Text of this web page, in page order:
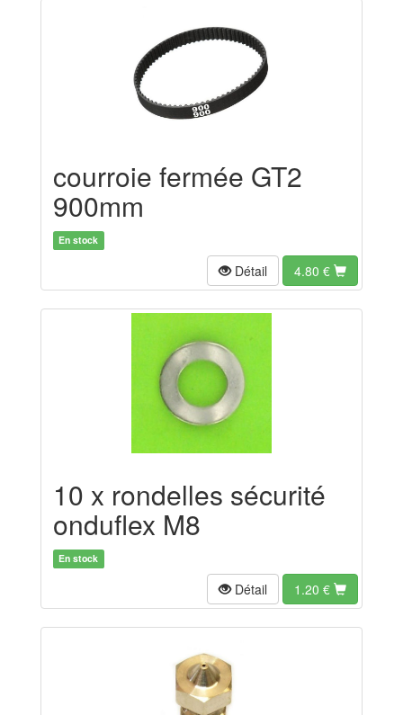
courroie fermée GT2
900mm
En stock
Détail 4.80 €
10 x rondelles sécurité
onduflex M8
En stock
Détail 1.20 €